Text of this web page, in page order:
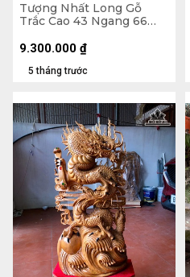
Tượng Nhất Long Gỗ
Trắc Cao 43 Ngang 66
5 tháng trước
9.300.000 ₫